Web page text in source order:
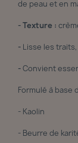
de peau et en
- Texture :
- Lisse les
-Convient
Formulé à base
- Kaolin
- Beurre de